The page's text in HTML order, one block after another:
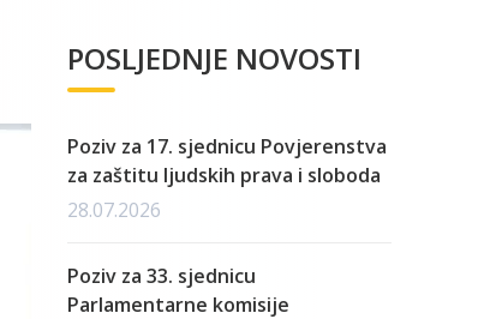
POSLJEDNJE NOVOSTI
Poziv za 17. sjednicu Povjerenstva
za zaštitu ljudskih prava i sloboda
28.07.2026
Poziv za 33. sjednicu
Parlamentarne komisije